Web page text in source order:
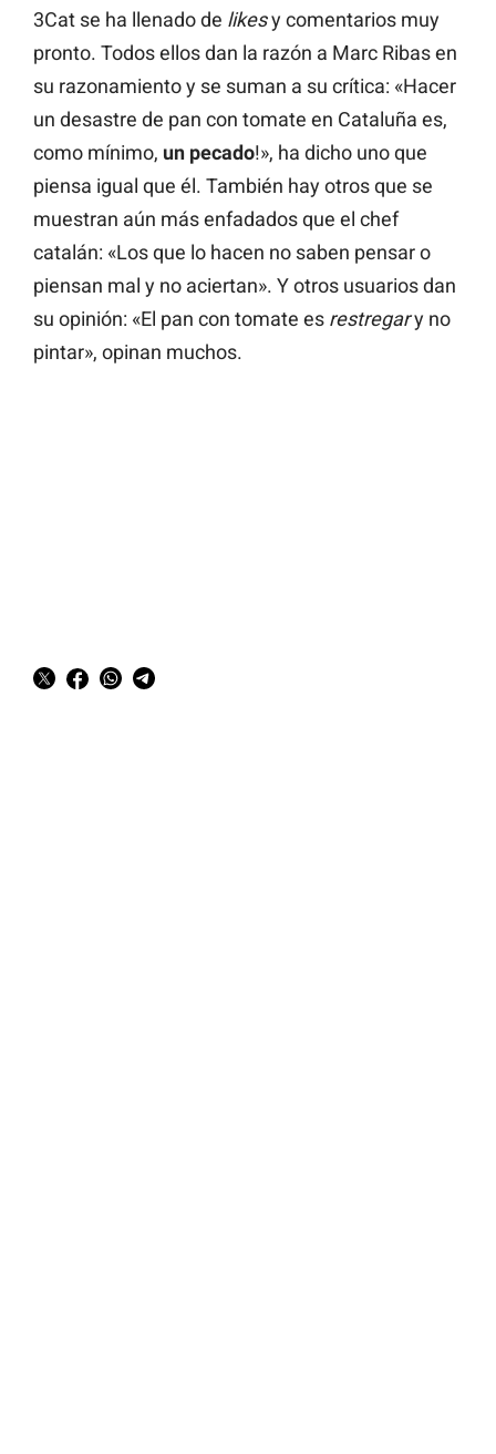
3Cat se ha llenado de likesy comentarios muy
pronto. Todos ellos dan la razón a Marc Ribas en
su razonamiento y se suman a su crítica: «Hacer
un desastre de pan con tomate en Cataluña es,
como mínimo, un pecado!», ha dicho uno que
piensa igual que él. También hay otros que se
muestran aún más enfadados que el chef
catalán: «Los que lo hacen no saben pensar o
piensan mal y no aciertan». Y otros usuarios dan
su opinión: «El pan con tomate es restregary no
pintar», opinan muchos.